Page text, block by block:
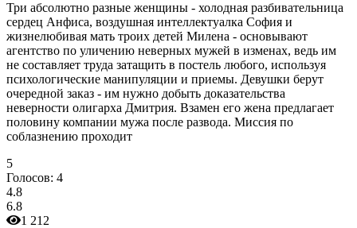
Три абсолютно разные женщины - холодная разбивательница
сердец Анфиса, воздушная интеллектуалка София и
жизнелюбивая мать троих детей Милена - основывают
агентство по уличению неверных мужей в изменах, ведь им
не составляет труда затащить в постель любого, используя
психологические манипуляции и приемы. Девушки берут
очередной заказ - им нужно добыть доказательства
неверности олигарха Дмитрия. Взамен его жена предлагает
половину компании мужа после развода. Миссия по
соблазнению проходит
5
Голосов: 4
4.8
6.8
1 212